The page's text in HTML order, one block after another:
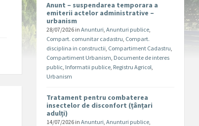
Anunt – suspendarea temporara a
emiterii actelor administrative –
urbanism
28/07/2026 inAnunturi,Anunturi publice,
Compart. comunitar cadastru, Compart.
disciplina in constructii, Compartiment Cadastru,
Compartiment Urbanism, Documente de interes
public, Informatii publice, Registru Agricol,
Urbanism
Tratament pentru combaterea
insectelor de disconfort (țânțari
adulți)
14/07/2026 inAnunturi,Anunturi publice,